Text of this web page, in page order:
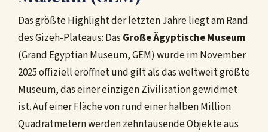
Das größte Highlight der letzten Jahre liegt am Rand
des Gizeh-Plateaus: Das Große Ägyptische Museum
(Grand Egyptian Museum, GEM) wurde im November
2025 offiziell eröffnet und gilt als das weltweit größte
Museum, das einer einzigen Zivilisation gewidmet
ist. Auf einer Fläche von rund einer halben Million
Quadratmetern werden zehntausende Objekte aus